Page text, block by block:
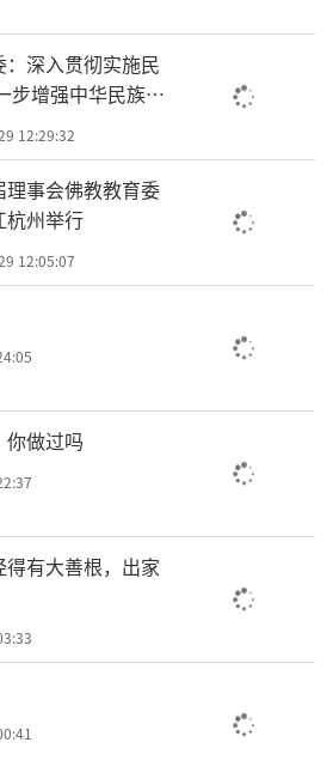
福德，没有智慧。那你
德，那你修福德；没有智
怎么样修法呢？就是我上来
生。你给它念一句阿弥陀
僧寮里，一到夏天满屋子尽
“不用，看来是我德行修得
，那我就应该受它们监督，
。”此后，法师修行日益精
论春夏秋冬，寮房内再无蚊
深入贯彻实施民
步增强中华民族凝
12:29:32
事会佛教教育委
杭州举行
12:05:07
做过吗
有大善根，出家